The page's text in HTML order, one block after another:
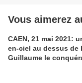
Vous aimerez
CAEN, 21 mai 2021:
en-ciel au dessus de
Guillaume le